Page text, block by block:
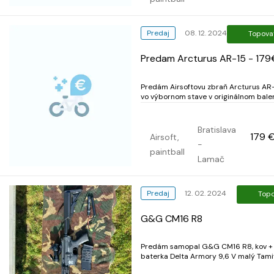
Predaj 08. 12. 2024
Predam Arcturus AR-15 -
Predám Airsoftovu zbraň Arcturus
vo výbornom stave v originálnom
Aeg at-ar01-CB JeffTron Procak JeffTron
Aktivna brzda Airsoft batéria LiPo 11,1V
Airsoft,
paintball
Bratislava
-
Lamač
179
Predaj 12. 02. 2024
G&G CM16 R8
Predám samopal G&G CM16 R8, kov +
baterka Delta Armory 9,6 V malý